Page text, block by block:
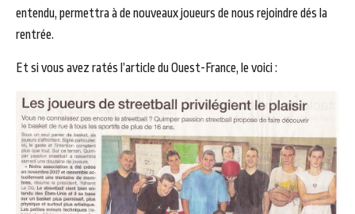
entendu, permettra à de nouveaux joueurs de nous rejoindre dés la
rentrée.
Et si vous avez ratés l’article du Ouest-France, le voici :